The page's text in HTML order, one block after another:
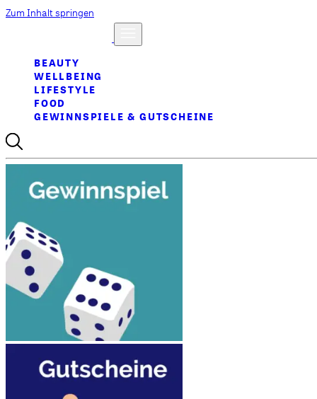
Zum Inhalt springen
BEAUTY
WELLBEING
LIFESTYLE
FOOD
GEWINNSPIELE & GUTSCHEINE